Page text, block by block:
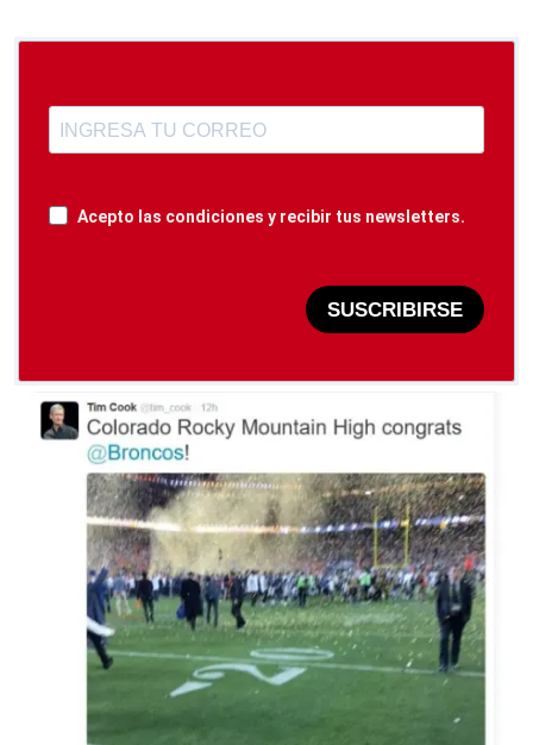
Acepto las condiciones y recibir tus newsletters.
SUSCRIBIRSE